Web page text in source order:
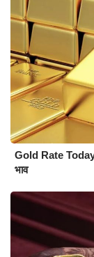
Gold Rate Today
भाव